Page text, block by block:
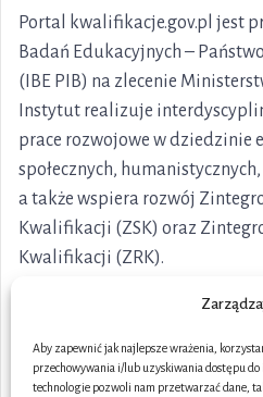
Aby zapewnić jak najlepsze wrażenia,
przechowywania i/lub uzyskiwania dostępu
technologie pozwoli nam przetwarzać dane,
Portal kwalifikacje.gov.pl jest
Badań Edukacyjnych –
(IBE PIB) na zlecenie
Instytut realizuje
prace rozwojowe w dziedzinie
społecznych,
a także wspiera rozwój
Kwalifikacji (ZSK) oraz
Kwalifikacji (ZRK).